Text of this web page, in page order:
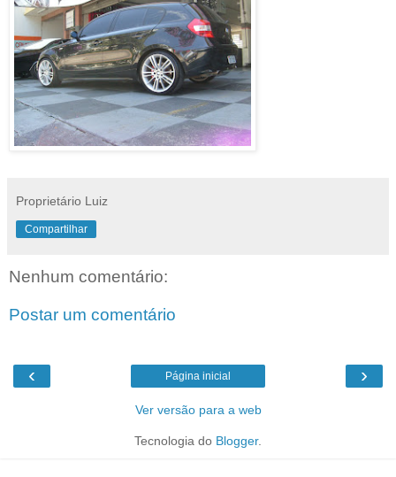
Proprietário Luiz
Compartilhar
Nenhum comentário:
Postar um comentário
‹ ›
Página inicial
Ver versão para a web
Tecnologia do Blogger.